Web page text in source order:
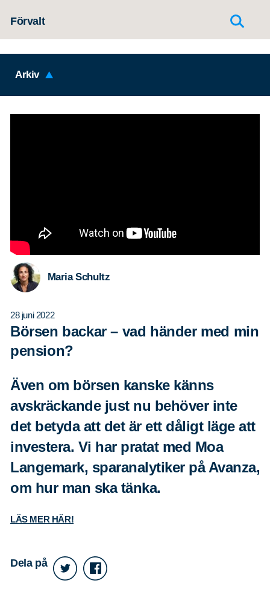
Förvalt
Arkiv
Maria Schultz
28 juni 2022
Börsen backar – vad händer med min
pension?
Även om börsen kanske känns
avskräckande just nu behöver inte
det betyda att det är ett dåligt läge att
investera. Vi har pratat med Moa
Langemark, sparanalytiker på Avanza,
om hur man ska tänka.
LÄS MER HÄR!
Dela på